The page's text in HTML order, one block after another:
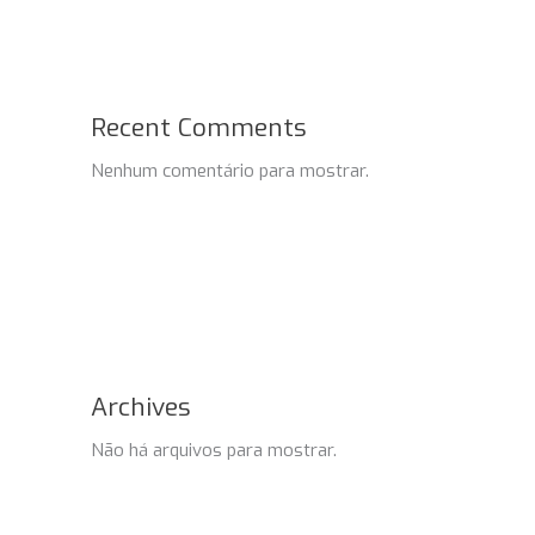
Recent Comments
Nenhum comentário para mostrar.
Archives
Não há arquivos para mostrar.